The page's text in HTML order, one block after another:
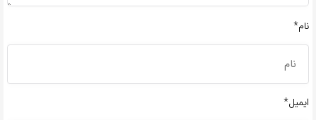
نام*
ایمیل*